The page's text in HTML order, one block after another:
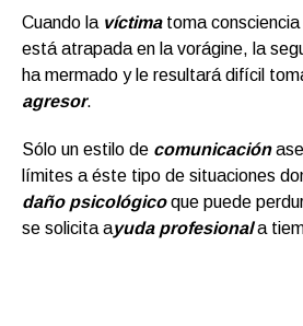
Cuando la víctimatoma consciencia
está atrapada en la vorágine, la
ha mermado y le resultará difícil
agresor.
Sólo un estilo de comunicación
límites a éste tipo de situaciones
daño psicológicoque puede
se solicita ayuda profesionala